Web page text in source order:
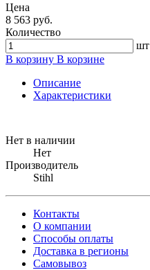
Цена
8 563 руб.
Количество
шт
В корзину В корзине
Описание
Характеристики
Нет в наличии
Нет
Производитель
Stihl
Контакты
О компании
Способы оплаты
Доставка в регионы
Самовывоз